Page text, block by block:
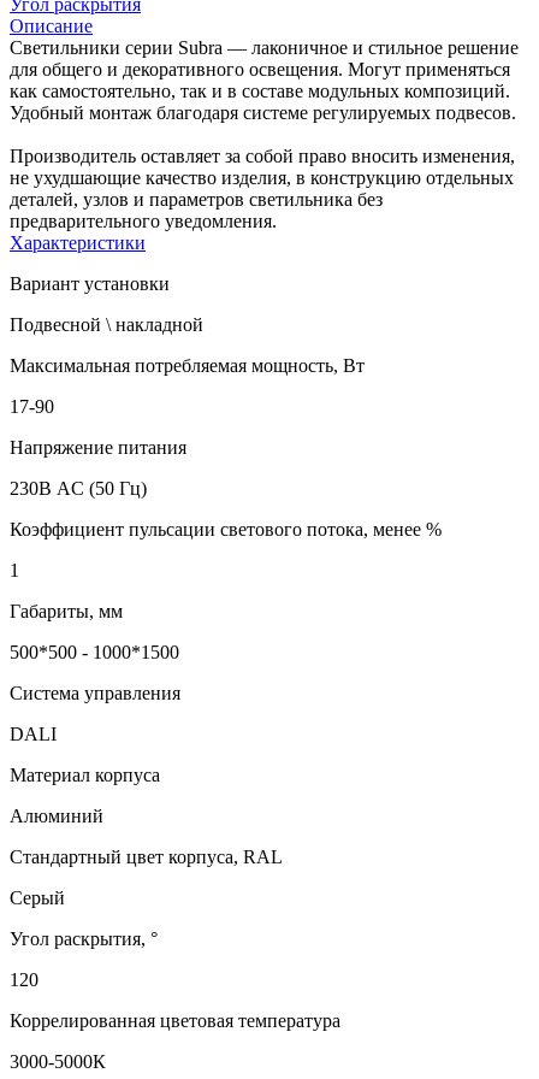
Описание
Светильники серии Subra — лаконичное и стильное решение
для общего и декоративного освещения. Могут применяться
как самостоятельно, так и в составе модульных композиций.
Удобный монтаж благодаря системе регулируемых подвесов.
Производитель оставляет за собой право вносить изменения,
не ухудшающие качество изделия, в конструкцию отдельных
деталей, узлов и параметров светильника без
предварительного уведомления.
Характеристики
Вариант установки
Подвесной \ накладной
Максимальная потребляемая мощность, Вт
17-90
Напряжение питания
230В AC (50 Гц)
Коэффициент пульсации светового потока, менее %
1
Габариты, мм
500*500 - 1000*1500
Система управления
DALI
Материал корпуса
Алюминий
Стандартный цвет корпуса, RAL
Серый
Угол раскрытия, °
120
Коррелированная цветовая температура
3000-5000К